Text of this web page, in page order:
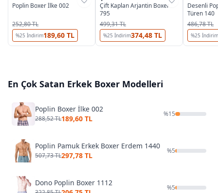
Poplin Boxer İlke 002
252,80 TL
%25 İndirim189,60 TL
Çift Kaplan Arjantin Boxer
795
499,31 TL
%25 İndirim374,48 TL
Desenli
Türen 140
486,78 TL
%25 İndirim
En Çok Satan Erkek Boxer Modelleri
Poplin Boxer İlke 002
288,52 TL189,60 TL
%15
Poplin Pamuk Erkek Boxer Erdem 1440
507,73 TL297,78 TL
%5
Dono Poplin Boxer 1112
%5